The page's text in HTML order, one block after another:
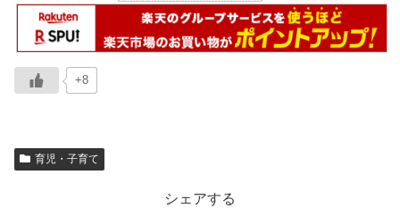
+8
育児・子育て
シェアする